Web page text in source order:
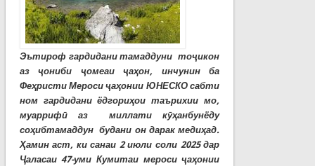
Эътироф гардидани тамаддуни тоҷикон
аз ҷониби ҷомеаи ҷаҳон, инчунин ба
Феҳристи Мероси ҷаҳонии ЮНЕСКО сабти
ном гардидани ёдгориҳои таърихии мо,
муаррифӣ аз миллати кӯҳанбунёду
соҳибтамаддун будани он дарак медиҳад.
Ҳамин аст, ки санаи 2 июли соли 2025 дар
Ҷаласаи 47-уми Кумитаи мероси ҷаҳонии